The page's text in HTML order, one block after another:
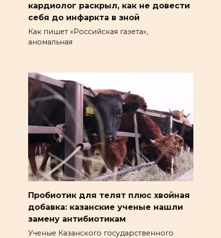
кардиолог раскрыл, как не довести
себя до инфаркта в зной
Как пишет «Российская газета»,
аномальная
Пробиотик для телят плюс хвойная
добавка: казанские ученые нашли
замену антибиотикам
Ученые Казанского государственного